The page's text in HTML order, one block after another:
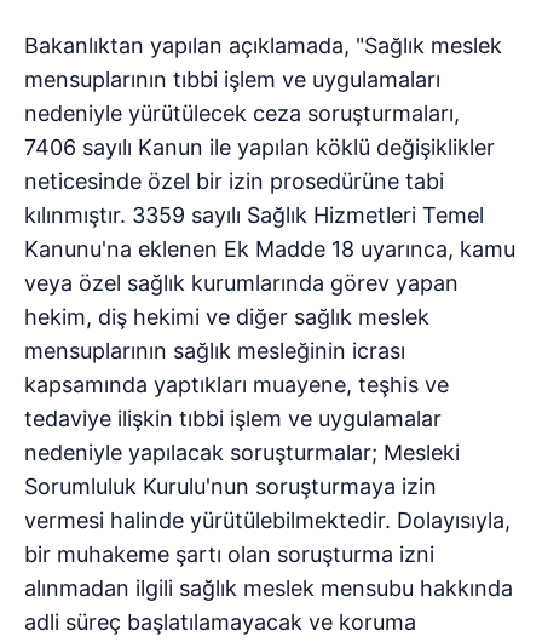
Bakanlıktan yapılan açıklamada, "Sağlık meslek
mensuplarının tıbbi işlem ve uygulamaları
nedeniyle yürütülecek ceza soruşturmaları,
7406 sayılı Kanun ile yapılan köklü değişiklikler
neticesinde özel bir izin prosedürüne tabi
kılınmıştır. 3359 sayılı Sağlık Hizmetleri Temel
Kanunu'na eklenen Ek Madde 18 uyarınca, kamu
veya özel sağlık kurumlarında görev yapan
hekim, diş hekimi ve diğer sağlık meslek
mensuplarının sağlık mesleğinin icrası
kapsamında yaptıkları muayene, teşhis ve
tedaviye ilişkin tıbbi işlem ve uygulamalar
nedeniyle yapılacak soruşturmalar; Mesleki
Sorumluluk Kurulu'nun soruşturmaya izin
vermesi halinde yürütülebilmektedir. Dolayısıyla,
bir muhakeme şartı olan soruşturma izni
alınmadan ilgili sağlık meslek mensubu hakkında
adli süreç başlatılamayacak ve koruma